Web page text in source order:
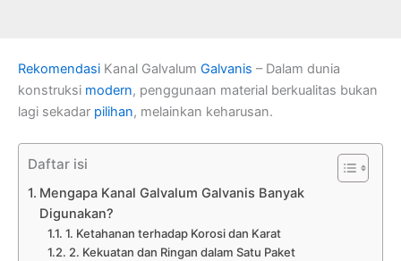
Rekomendasi Kanal Galvalum Galvanis – Dalam dunia
konstruksi modern, penggunaan material berkualitas bukan
lagi sekadar pilihan, melainkan keharusan.
Daftar isi
Mengapa Kanal Galvalum Galvanis Banyak
Digunakan?
1. Ketahanan terhadap Korosi dan Karat
2. Kekuatan dan Ringan dalam Satu Paket